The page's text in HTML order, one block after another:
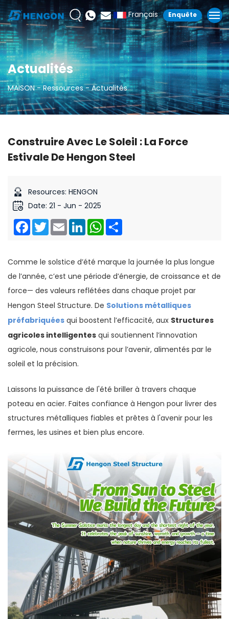
Français Enquête
Actualités
MAISON Ressources Actualités
Construire Avec Le Soleil : La Force
Estivale De Hengon Steel
Resources: HENGON
Date: 21 - Jun - 2025
Facebook
TwitterEmailLinkedInWhatsApp
Comme le solstice d’été marque la journée la plus longue
de l’année, c’est une période d’énergie, de croissance et de
force— des valeurs reflétées dans chaque projet par
Hengon Steel Structure. De Solutions métalliques
préfabriquéesqui boostent l’efficacité, aux Structures
agricoles intelligentesqui soutiennent l’innovation
agricole, nous construisons pour l’avenir, alimentés par le
soleil et la précision.
Laissons la puissance de l'été briller à travers chaque
poteau en acier. Faites confiance à Hengon pour livrer des
structures métalliques fiables et prêtes à l'avenir pour les
fermes, les usines et bien plus encore.